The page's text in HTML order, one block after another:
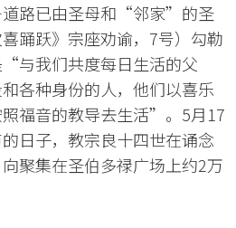
道路已由圣母和“邻家”的圣
踊跃》宗座劝谕，7号）勾勒
与我们共度每日生活的父
各种身份的人，他们以喜乐
福音的教导去生活”。5月17
日子，教宗良十四世在诵念
聚集在圣伯多禄广场上约2万